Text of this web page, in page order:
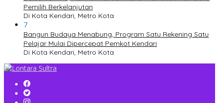
Pemilih Berkelanjutan
Di Kota Kendari, Metro Kota
7
Bangun Budaya Menabung, Program Satu Rekening Satu
Pelajar Mulai Dipercepat Pemkot Kendari
Di Kota Kendari, Metro Kota